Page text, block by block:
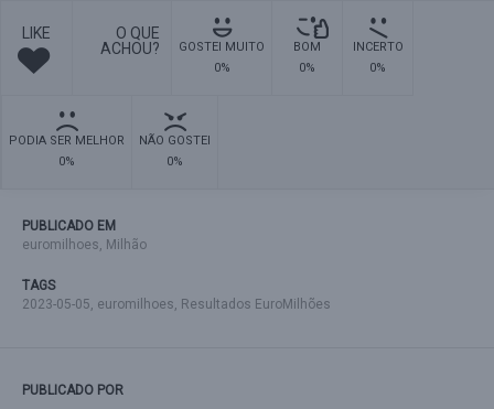
LIKE
O QUE
ACHOU?
GOSTEI MUITO
0%
BOM
0%
INCERTO
0%
PODIA SER MELHOR
0%
NÃO GOSTEI
0%
PUBLICADO EM
euromilhoes, Milhão
TAGS
2023-05-05, euromilhoes, Resultados EuroMilhões
PUBLICADO POR